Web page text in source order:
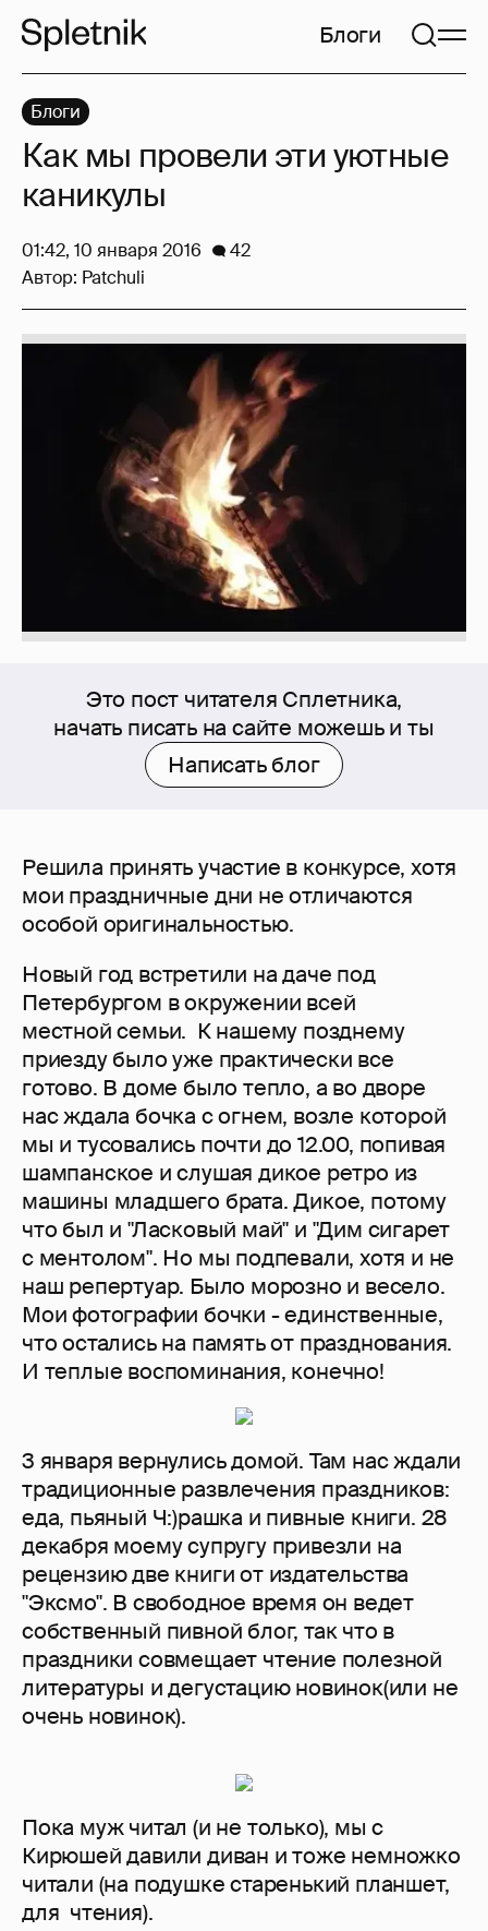
Блоги
Это пост читателя Сплетника,
начать писать на сайте можешь и ты
Написать блог
Решила принять участие в конкурсе, хотя
мои праздничные дни не отличаются
особой оригинальностью.
Новый год встретили на даче под
Петербургом в окружении всей
местной семьи. К нашему позднему
приезду было уже практически все
готово. В доме было тепло, а во дворе
нас ждала бочка с огнем, возле которой
мы и тусовались почти до 12.00, попивая
шампанское и слушая дикое ретро из
машины младшего брата. Дикое, потому
что был и "Ласковый май" и "Дим сигарет
с ментолом". Но мы подпевали, хотя и не
наш репертуар. Было морозно и весело.
Мои фотографии бочки - единственные,
что остались на память от празднования.
И теплые воспоминания, конечно!
3 января вернулись домой. Там нас ждали
традиционные развлечения праздников:
еда, пьяный Ч:)рашка и пивные книги. 28
декабря моему супругу привезли на
рецензию две книги от издательства
"Эксмо". В свободное время он ведет
собственный пивной блог, так что в
праздники совмещает чтение полезной
литературы и дегустацию новинок(или не
очень новинок).
Пока муж читал (и не только), мы с
Кирюшей давили диван и тоже немножко
читали (на подушке старенький планшет,
для чтения).
Блоги
Как мы провели эти уютные
каникулы
01:42, 10 января 2016
42
Автор: Patchuli